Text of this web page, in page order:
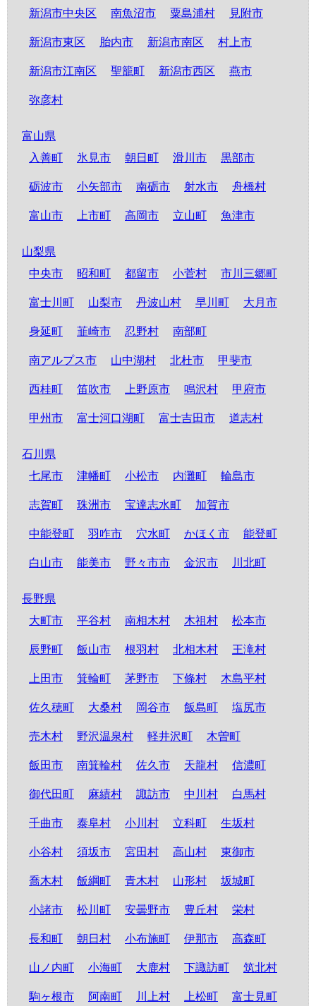
新潟市中央区 南魚沼市 粟島浦村 見附市
新潟市東区 胎内市 新潟市南区 村上市
新潟市江南区 聖籠町 新潟市西区 燕市
弥彦村
富山県
入善町
氷見市 朝日町 滑川市 黒部市
砺波市 小矢部市 南砺市 射水市 舟橋村
富山市 上市町 高岡市 立山町 魚津市
山梨県
中央市
昭和町 都留市 小菅村 市川三郷町
富士川町 山梨市 丹波山村 早川町 大月市
身延町 韮崎市 忍野村 南部町
南アルプス市 山中湖村 北杜市 甲斐市
西桂町 笛吹市 上野原市 鳴沢村 甲府市
甲州市 富士河口湖町 富士吉田市 道志村
石川県
七尾市
津幡町 小松市 内灘町 輪島市
志賀町 珠洲市 宝達志水町 加賀市
中能登町 羽咋市 穴水町 かほく市 能登町
白山市 能美市 野々市市 金沢市 川北町
長野県
大町市
平谷村 南相木村 木祖村 松本市
辰野町 飯山市 根羽村 北相木村 王滝村
上田市 箕輪町 茅野市 下條村 木島平村
佐久穂町 大桑村 岡谷市 飯島町 塩尻市
売木村 野沢温泉村 軽井沢町 木曽町
飯田市 南箕輪村 佐久市 天龍村 信濃町
御代田町 麻績村 諏訪市 中川村 白馬村
千曲市 泰阜村 小川村 立科町 生坂村
小谷村 須坂市 宮田村 高山村 東御市
喬木村 飯綱町 青木村 山形村 坂城町
小諸市 松川町 安曇野市 豊丘村 栄村
長和町 朝日村 小布施町 伊那市 高森町
山ノ内町 小海町 大鹿村 下諏訪町 筑北村
駒ヶ根市 阿南町 川上村 上松町 富士見町